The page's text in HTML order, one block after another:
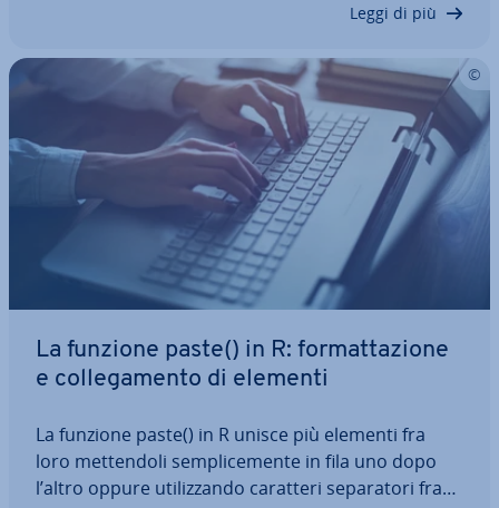
Leggi di più
La funzione paste() in R: for­mat­ta­zio­ne
e col­le­ga­men­to di elementi
La funzione paste() in R unisce più elementi fra
loro met­ten­do­li sem­pli­ce­men­te in fila uno dopo
l’altro oppure uti­liz­zan­do caratteri se­pa­ra­to­ri fra